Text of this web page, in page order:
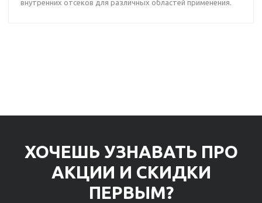
внутренних отсеков для различных областей применения.
ХОЧЕШЬ УЗНАВАТЬ ПРО
АКЦИИ И СКИДКИ
ПЕРВЫМ?